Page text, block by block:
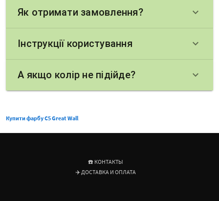
Як отримати замовлення? keyboard_arrow_down
Інструкції користування keyboard_arrow_down
А якщо колір не підійде? keyboard_arrow_down
Купити фарбу C5 Great Wall
☎️ КОНТАКТЫ
✈️ ДОСТАВКА И ОПЛАТА